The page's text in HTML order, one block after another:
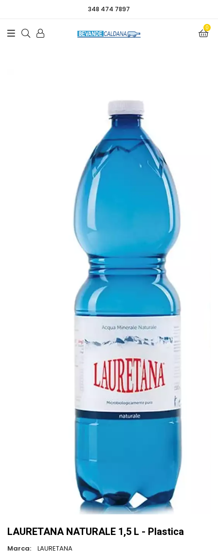
348 474 7897
0
LAURETANA NATURALE 1,5 L - Plastica
Marca:
LAURETANA